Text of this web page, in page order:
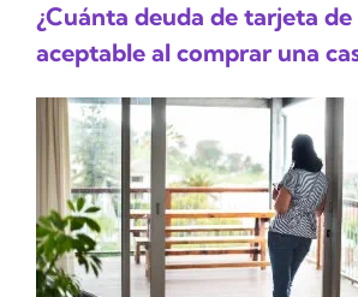
¿Cuánta deuda de tarjeta
aceptable al comprar una